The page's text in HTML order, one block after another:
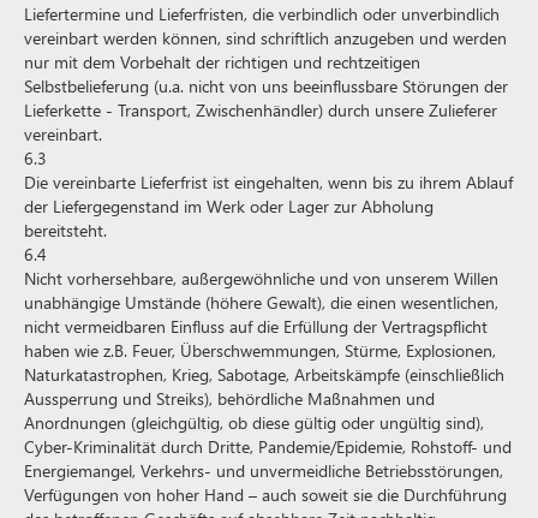
Liefertermine und Lieferfristen, die verbindlich oder unverbindlich
vereinbart werden können, sind schriftlich anzugeben und werden
nur mit dem Vorbehalt der richtigen und rechtzeitigen
Selbstbelieferung (u.a. nicht von uns beeinflussbare Störungen der
Lieferkette - Transport, Zwischenhändler) durch unsere Zulieferer
vereinbart.
6.3
Die vereinbarte Lieferfrist ist eingehalten, wenn bis zu ihrem Ablauf
der Liefergegenstand im Werk oder Lager zur Abholung
bereitsteht.
6.4
Nicht vorhersehbare, außergewöhnliche und von unserem Willen
unabhängige Umstände (höhere Gewalt), die einen wesentlichen,
nicht vermeidbaren Einfluss auf die Erfüllung der Vertragspflicht
haben wie z.B. Feuer, Überschwemmungen, Stürme, Explosionen,
Naturkatastrophen, Krieg, Sabotage, Arbeitskämpfe (einschließlich
Aussperrung und Streiks), behördliche Maßnahmen und
Anordnungen (gleichgültig, ob diese gültig oder ungültig sind),
Cyber-Kriminalität durch Dritte, Pandemie/Epidemie, Rohstoff- und
Energiemangel, Verkehrs- und unvermeidliche Betriebsstörungen,
Verfügungen von hoher Hand – auch soweit sie die Durchführung